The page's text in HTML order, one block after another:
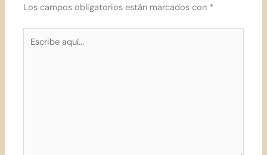
Los campos obligatorios están marcados con *
aquí...